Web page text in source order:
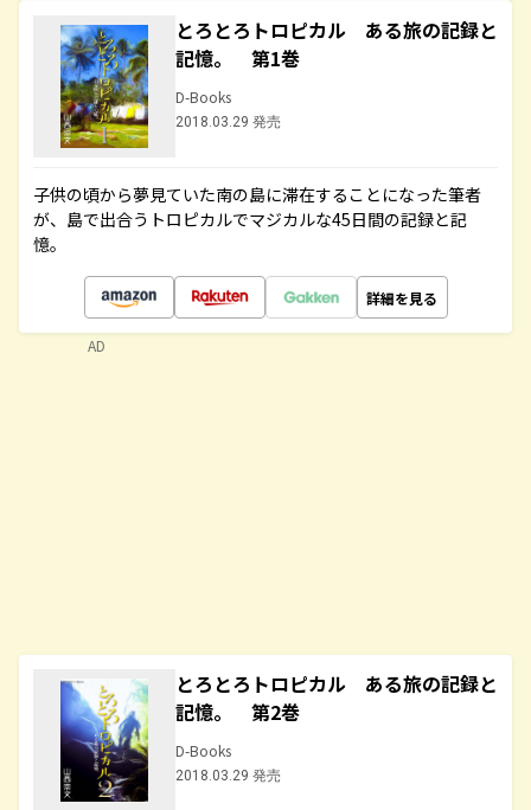
とろとろトロピカル ある旅の記録と
記憶。 第1巻
D-Books
2018.03.29 発売
子供の頃から夢見ていた南の島に滞在することになった筆者
が、島で出合うトロピカルでマジカルな45日間の記録と記
憶。
詳細を見る
とろとろトロピカル ある旅の記録と
記憶。 第2巻
D-Books
2018.03.29 発売
AD